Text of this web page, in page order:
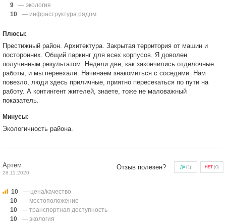
9
— экология
10
— инфраструктура рядом
Плюсы:
Престижный район. Архитектура. Закрытая территория от машин и
посторонних. Общий паркинг для всех корпусов. Я доволен
полученным результатом. Недели две, как закончились отделочные
работы, и мы переехали. Начинаем знакомиться с соседями. Нам
повезло, люди здесь приличные, приятно пересекаться по пути на
работу. А контингент жителей, знаете, тоже не маловажный
показатель.
Минусы:
Экологичность района.
Артем
28.11.2020
Отзыв полезен? ДА(1) НЕТ (0)
10
— цена/качество
10
— местоположение
10
— транспортная доступность
10
— экология